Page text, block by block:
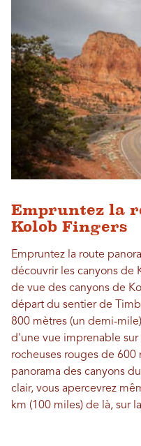
Empruntez la
Kolob Fingers
Empruntez la route
découvrir les canyons de
de vue des canyons de
départ du sentier de
800 mètres (un demi-
d'une vue imprenable
rocheuses rouges de 600
panorama des canyons
clair, vous apercevrez
km (100 miles) de là, sur